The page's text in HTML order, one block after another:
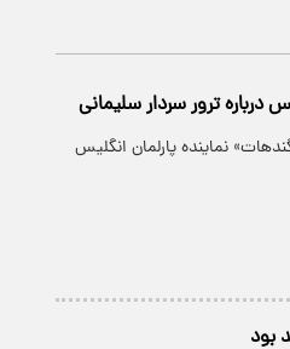
درباره ترور سردار سلیمانی
نماینده پارلمان انگلیس
بود